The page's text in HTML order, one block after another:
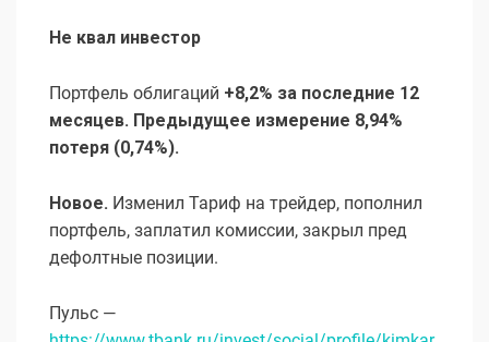
Не квал инвестор
Портфель облигаций +8,2% за последние 12
месяцев. Предыдущее измерение 8,94%
потеря (0,74%).
Новое. Изменил Тариф на трейдер, пополнил
портфель, заплатил комиссии, закрыл пред
дефолтные позиции.
Пульс —